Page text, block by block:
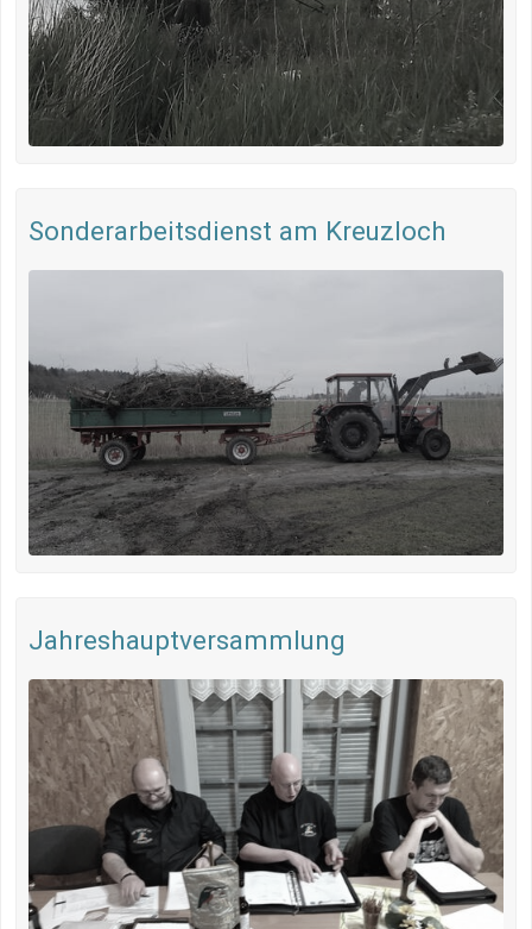
Sonderarbeitsdienst am Kreuzloch
Jahreshauptversammlung